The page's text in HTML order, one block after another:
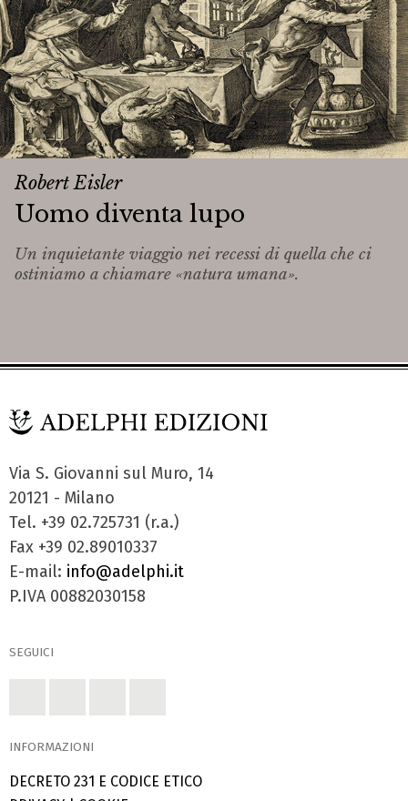
Robert Eisler
Uomo diventa lupo
Un inquietante viaggio nei recessi di quella che ci
ostiniamo a chiamare «natura umana».
Via S. Giovanni sul Muro, 14
20121 - Milano
Tel. +39 02.725731 (r.a.)
Fax +39 02.89010337
E-mail: info@adelphi.it
P.IVA 00882030158
SEGUICI
INFORMAZIONI
DECRETO 231 E CODICE ETICO